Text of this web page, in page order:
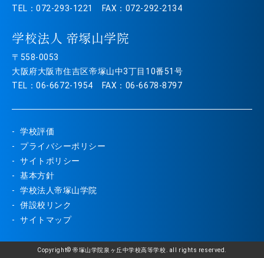
TEL：072-293-1221 FAX：072-292-2134
学校法人 帝塚山学院
〒558-0053
大阪府大阪市住吉区帝塚山中3丁目10番51号
TEL：06-6672-1954 FAX：06-6678-8797
学校評価
プライバシーポリシー
サイトポリシー
基本方針
学校法人帝塚山学院
併設校リンク
サイトマップ
Copyright© 帝塚山学院泉ヶ丘中学校高等学校. all rights reserved.